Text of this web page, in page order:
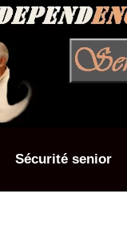
Sécurité senior